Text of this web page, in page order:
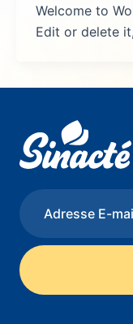
Welcome to
Edit or delete